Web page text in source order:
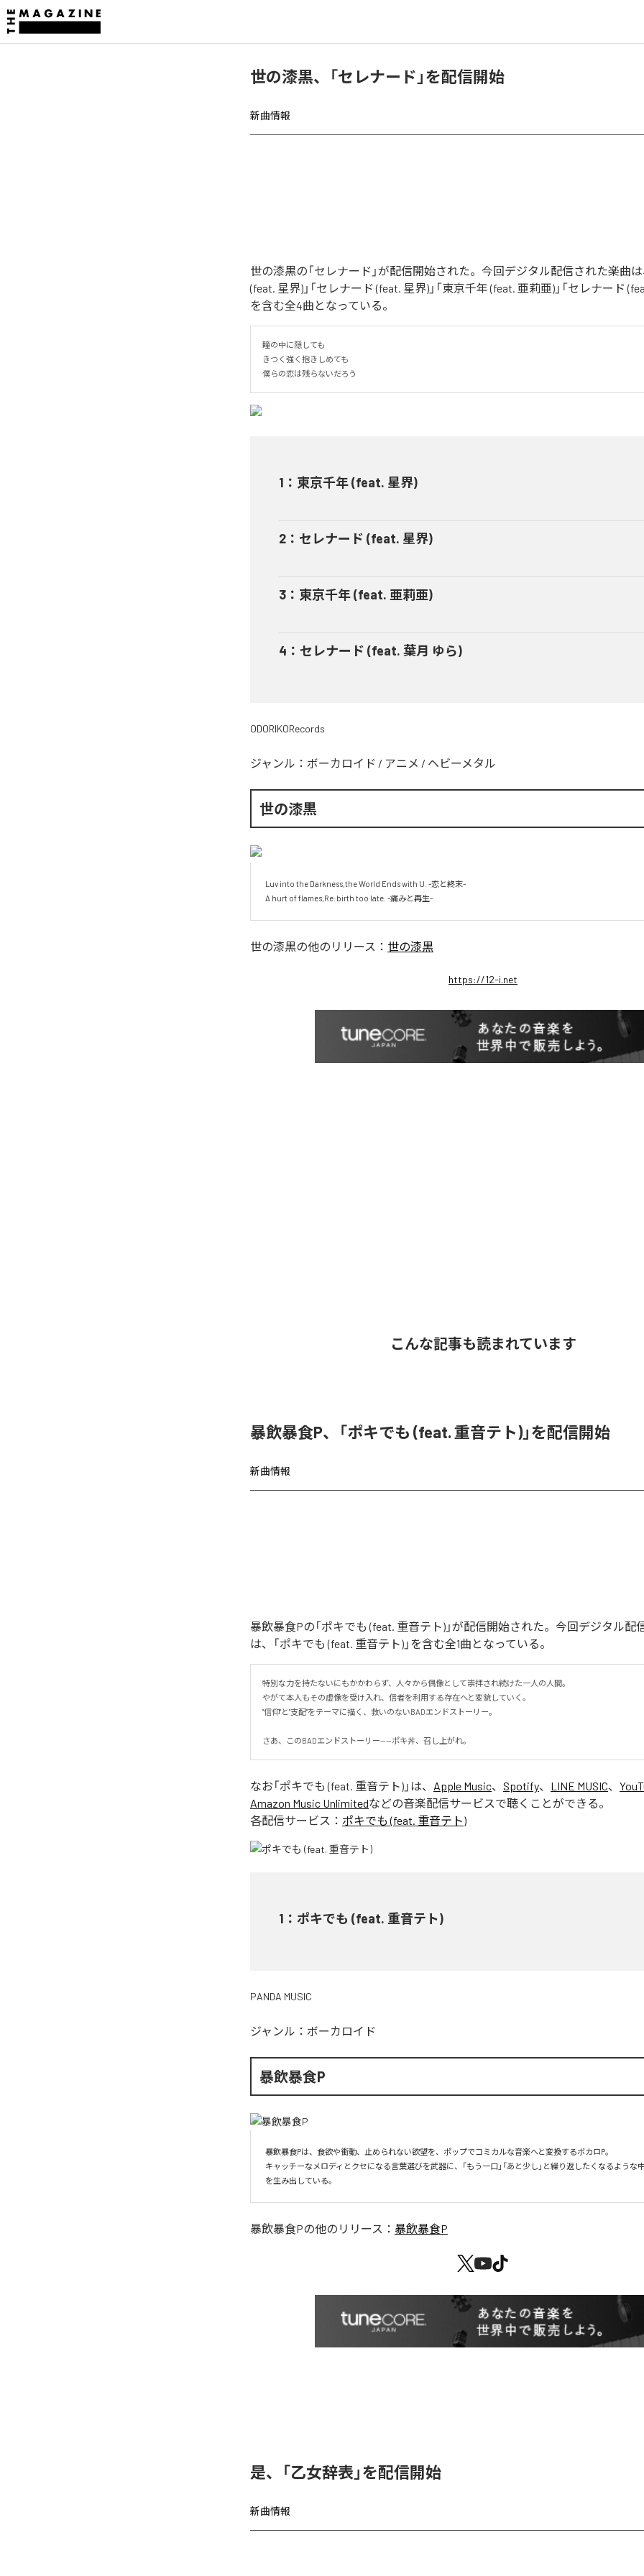
世の漆黒、「セレナード」を配信開始
新曲情報
世の漆黒の「セレナード」が配信開始された。今回デジタル配信された楽曲は
(feat. 星界)」「セレナード (feat. 星界)」「東京千年 (feat. 亜莉亜)」「セレナード
を含む全4曲となっている。
瞳の中に隠しても
きつく強く抱きしめても
僕らの恋は残らないだろう
1 ： 東京千年 (feat. 星界)
2 ： セレナード (feat. 星界)
3 ： 東京千年 (feat. 亜莉亜)
4 ： セレナード (feat. 葉月 ゆら)
ODORIKORecords
ジャンル： ボーカロイド / アニメ / ヘビーメタル
世の漆黒
Luv into the Darkness,the World Ends with U. -恋と終末-
A hurt of flames,Re:birth too late. -痛みと再生-
世の漆黒の他のリリース： 世の漆黒
https://12-i.net
こんな記事も読まれています
暴飲暴食P、「ポキでも (feat. 重音テト)」を配信開始
新曲情報
暴飲暴食Pの「ポキでも (feat. 重音テト)」が配信開始された。今回デジタル配
は、「ポキでも (feat. 重音テト)」を含む全1曲となっている。
特別な力を持たないにもかかわらず、人々から偶像として崇拝され続けた一人の人間。
やがて本人もその虚像を受け入れ、信者を利用する存在へと変貌していく。
"信仰"と"支配"をテーマに描く、救いのないBADエンドストーリー。
さあ、このBADエンドストーリー——ポキ丼、召し上がれ。
なお「ポキでも (feat. 重音テト) 」は、 Apple Music、 Spotify、 LINE MUSIC、
Amazon Music Unlimitedなどの音楽配信サービスで聴くことができる。
各配信サービス： ポキでも (feat. 重音テト)
1 ： ポキでも (feat. 重音テト)
PANDA MUSIC
ジャンル： ボーカロイド
暴飲暴食P
暴飲暴食Pは、食欲や衝動、止められない欲望を、ポップでコミカルな音楽へと変換するボカロP。
キャッチーなメロディとクセになる言葉選びを武器に、「もう一口」「あと少し」と繰り返したくなるような
を生み出している。
暴飲暴食Pの他のリリース： 暴飲暴食P
是、「乙女辞表」を配信開始
新曲情報